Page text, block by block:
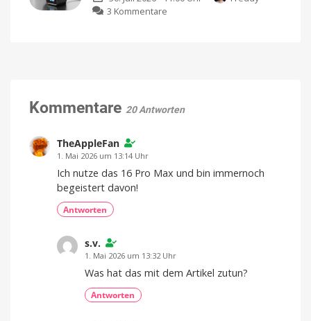
Stärken
3 Kommentare
Kühlung
drei
Kommentare 20 Antworten
TheAppleFan
1. Mai 2026 um 13:14 Uhr
Ich nutze das 16 Pro Max und bin immernoch
begeistert davon!
Antworten
s.v.
1. Mai 2026 um 13:32 Uhr
Was hat das mit dem Artikel zutun?
Antworten